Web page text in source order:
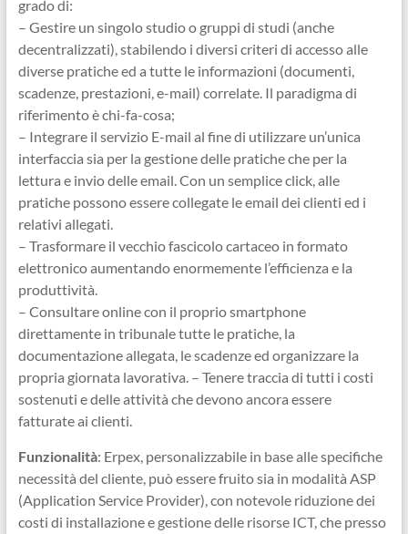
grado di:
– Gestire un singolo studio o gruppi di studi (anche
decentralizzati), stabilendo i diversi criteri di accesso alle
diverse pratiche ed a tutte le informazioni (documenti,
scadenze, prestazioni, e-mail) correlate. Il paradigma di
riferimento è chi-fa-cosa;
– Integrare il servizio E-mail al fine di utilizzare un’unica
interfaccia sia per la gestione delle pratiche che per la
lettura e invio delle email. Con un semplice click, alle
pratiche possono essere collegate le email dei clienti ed i
relativi allegati.
– Trasformare il vecchio fascicolo cartaceo in formato
elettronico aumentando enormemente l’efficienza e la
produttività.
– Consultare online con il proprio smartphone
direttamente in tribunale tutte le pratiche, la
documentazione allegata, le scadenze ed organizzare la
propria giornata lavorativa. – Tenere traccia di tutti i costi
sostenuti e delle attività che devono ancora essere
fatturate ai clienti.
Funzionalità: Erpex, personalizzabile in base alle specifiche
necessità del cliente, può essere fruito sia in modalità ASP
(Application Service Provider), con notevole riduzione dei
costi di installazione e gestione delle risorse ICT, che presso